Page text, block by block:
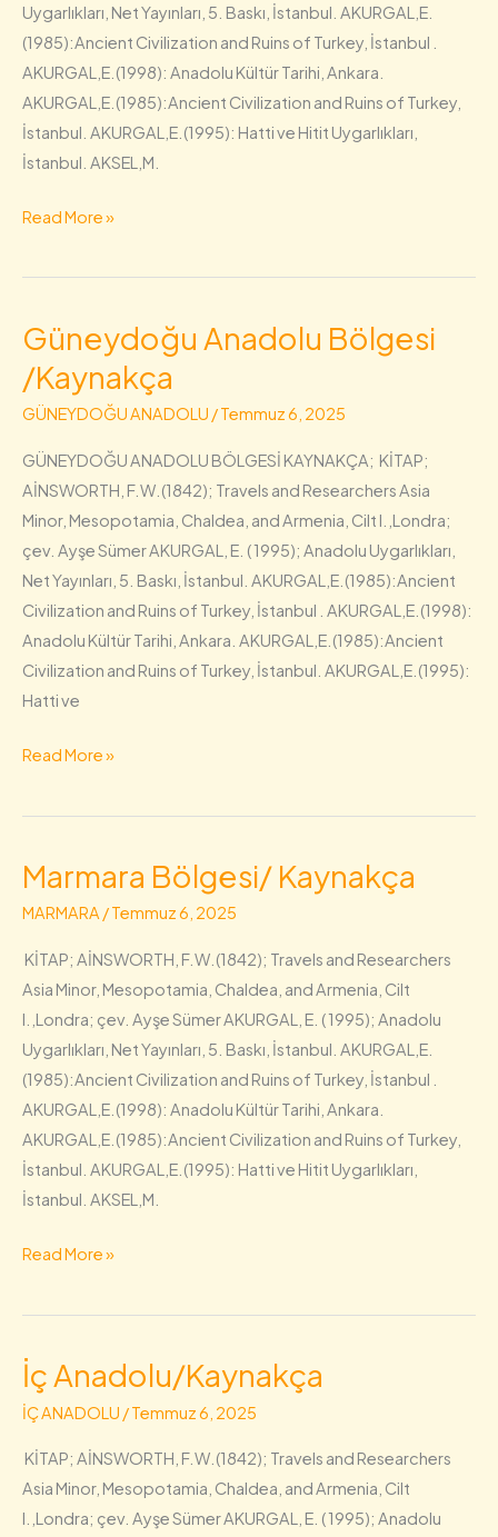
Uygarlıkları, Net Yayınları, 5. Baskı, İstanbul. AKURGAL,E.
(1985):Ancient Civilization and Ruins of Turkey, İstanbul .
AKURGAL,E.(1998): Anadolu Kültür Tarihi, Ankara.
AKURGAL,E.(1985):Ancient Civilization and Ruins of Turkey,
İstanbul. AKURGAL,E.(1995): Hatti ve Hitit Uygarlıkları,
İstanbul. AKSEL,M.
Read More »
Güneydoğu Anadolu Bölgesi
/Kaynakça
GÜNEYDOĞU ANADOLU /Temmuz 6, 2025
GÜNEYDOĞU ANADOLU BÖLGESİ KAYNAKÇA; KİTAP;
AİNSWORTH, F.W.(1842); Travels and Researchers Asia
Minor, Mesopotamia, Chaldea, and Armenia, Cilt I.,Londra;
çev. Ayşe Sümer AKURGAL, E. ( 1995); Anadolu Uygarlıkları,
Net Yayınları, 5. Baskı, İstanbul. AKURGAL,E.(1985):Ancient
Civilization and Ruins of Turkey, İstanbul . AKURGAL,E.(1998):
Anadolu Kültür Tarihi, Ankara. AKURGAL,E.(1985):Ancient
Civilization and Ruins of Turkey, İstanbul. AKURGAL,E.(1995):
Hatti ve
Güneydoğu
Anadolu
Bölgesi
/Kaynakça
Read More »
Marmara Bölgesi/ Kaynakça
MARMARA /Temmuz 6, 2025
KİTAP; AİNSWORTH, F.W.(1842); Travels and Researchers
Asia Minor, Mesopotamia, Chaldea, and Armenia, Cilt
I.,Londra; çev. Ayşe Sümer AKURGAL, E. ( 1995); Anadolu
Uygarlıkları, Net Yayınları, 5. Baskı, İstanbul. AKURGAL,E.
(1985):Ancient Civilization and Ruins of Turkey, İstanbul .
AKURGAL,E.(1998): Anadolu Kültür Tarihi, Ankara.
AKURGAL,E.(1985):Ancient Civilization and Ruins of Turkey,
İstanbul. AKURGAL,E.(1995): Hatti ve Hitit Uygarlıkları,
İstanbul. AKSEL,M.
Marmara
Read More »
İç Anadolu/Kaynakça
İÇ ANADOLU /Temmuz 6, 2025
KİTAP; AİNSWORTH, F.W.(1842); Travels and Researchers
Asia Minor, Mesopotamia, Chaldea, and Armenia, Cilt
I.,Londra; çev. Ayşe Sümer AKURGAL, E. ( 1995); Anadolu
İç
Anadolu/Kaynakça